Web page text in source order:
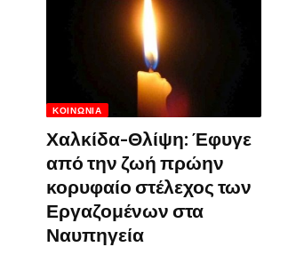
ΚΟΙΝΩΝΊΑ
Χαλκίδα-Θλίψη: Έφυγε
από την ζωή πρώην
κορυφαίο στέλεχος των
Εργαζομένων στα
Ναυπηγεία